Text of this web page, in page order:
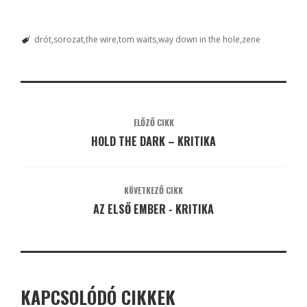
drót sorozatthe wire tom waitsway down in the hole zene
ELŐZŐ CIKK
HOLD THE DARK – KRITIKA
KÖVETKEZŐ CIKK
AZ ELSŐ EMBER - KRITIKA
KAPCSOLÓDÓ CIKKEK